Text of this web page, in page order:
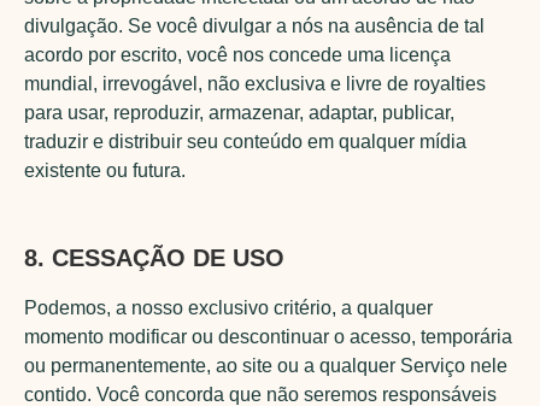
divulgação. Se você divulgar a nós na ausência de tal
acordo por escrito, você nos concede uma licença
mundial, irrevogável, não exclusiva e livre de royalties
para usar, reproduzir, armazenar, adaptar, publicar,
traduzir e distribuir seu conteúdo em qualquer mídia
existente ou futura.
8. CESSAÇÃO DE USO
Podemos, a nosso exclusivo critério, a qualquer
momento modificar ou descontinuar o acesso, temporária
ou permanentemente, ao site ou a qualquer Serviço nele
contido. Você concorda que não seremos responsáveis